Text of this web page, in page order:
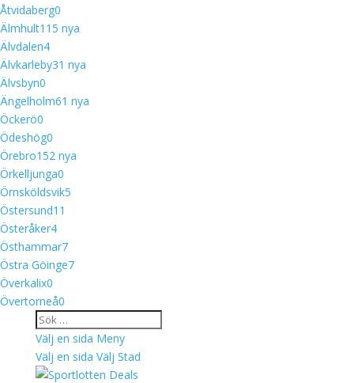
Åtvidaberg0
Älmhult115 nya
Älvdalen4
Älvkarleby31 nya
Älvsbyn0
Ängelholm61 nya
Öckerö0
Ödeshög0
Örebro152 nya
Örkelljunga0
Örnsköldsvik5
Östersund11
Österåker4
Östhammar7
Östra Göinge7
Överkalix0
Övertorneå0
Välj en sida Meny
Välj en sida Välj Stad